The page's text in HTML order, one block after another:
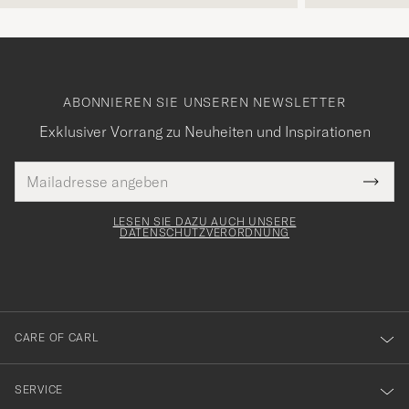
ABONNIEREN SIE UNSEREN NEWSLETTER
Exklusiver Vorrang zu Neuheiten und Inspirationen
Mail
Adresse
Tack
för
dig
till
vårt
nyhetsbrev!
LESEN SIE DAZU AUCH UNSERE
DATENSCHUTZVERORDNUNG
CARE OF CARL
SERVICE